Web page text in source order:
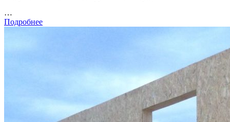
…
Подробнее